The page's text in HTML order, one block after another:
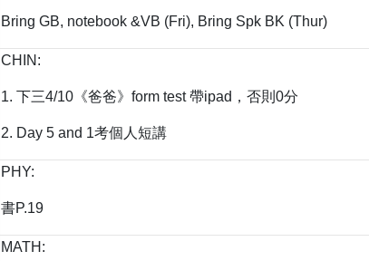
Bring GB, notebook &VB (Fri), Bring Spk BK (Thur)
CHIN:
1. 下三4/10《爸爸》form test 帶ipad，否則0分
2. Day 5 and 1考個人短講
PHY:
書P.19
MATH: